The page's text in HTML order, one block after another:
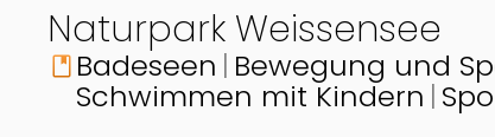
Naturpark Weissensee
book Badeseen Bewegung und
Schwimmen mit Kindern